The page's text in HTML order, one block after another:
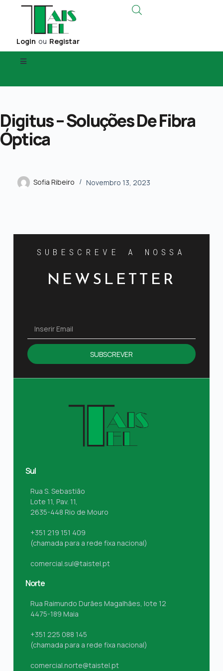
Login ou Registar
Digitus – Soluções De Fibra
Óptica
Sofia Ribeiro Novembro 13, 2023
SUBESCREVE A NOSSA
NEWSLETTER
SUBSCREVER
Sul
Rua S. Sebastião
Lote 11, Pav. 11,
2635-448 Rio de Mouro
+351 219 151 409
(chamada para a rede fixa nacional)
comercial.sul@taistel.pt
Norte
Rua Raimundo Durães Magalhães, lote 12
4475-189 Maia
+351 225 088 145
(chamada para a rede fixa nacional)
comercial.norte@taistel.pt